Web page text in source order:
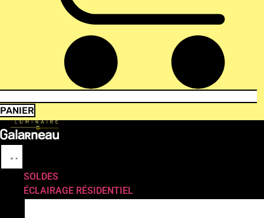
PANIER
SOLDES
ÉCLAIRAGE RÉSIDENTIEL